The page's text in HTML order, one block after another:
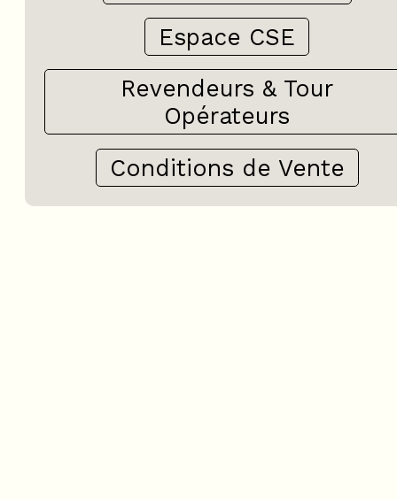
Espace CSE
Revendeurs & Tour
Opérateurs
Conditions de Vente